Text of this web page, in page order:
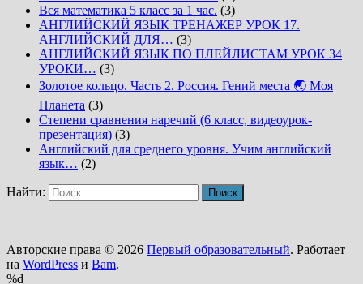
Вся математика 5 класс за 1 час. (3)
АНГЛИЙСКИЙ ЯЗЫК ТРЕНАЖЕР УРОК 17.
АНГЛИЙСКИЙ ДЛЯ… (3)
АНГЛИЙСКИЙ ЯЗЫК ПО ПЛЕЙЛИСТАМ УРОК 34
УРОКИ… (3)
Золотое кольцо. Часть 2. Россия. Гений места 🌏 Моя
Планета (3)
Степени сравнения наречий (6 класс, видеоурок-
презентация) (3)
Английский для среднего уровня. Учим английский
язык… (2)
Найти:
Авторские права © 2026 Первый образовательный. Работает
на WordPress и Bam.
%d